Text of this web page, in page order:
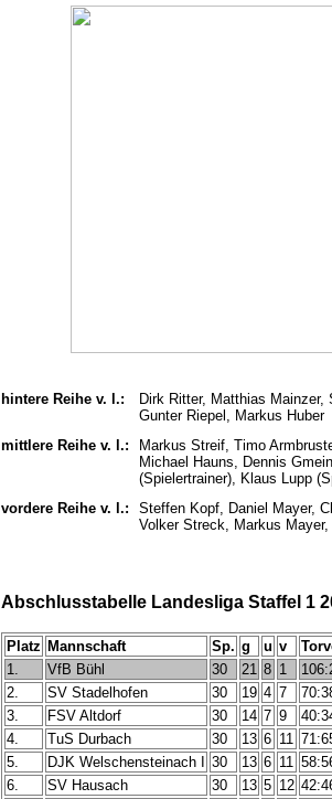
hintere Reihe v. l.:
Dirk Ritter, Matthias Mainzer,
Gunter Riepel, Markus Huber
mittlere Reihe v. l.:
Markus Streif, Timo
Michael Hauns, Dennis
(Spielertrainer), Klaus Lupp
vordere Reihe v. l.:
Steffen Kopf, Daniel Mayer,
Volker Streck, Markus
Abschlusstabelle Landesliga Staffel 1
Platz Mannschaft Sp. g u v
1.
VfB Bühl 30 21 8 1
2.
SV Stadelhofen 30 19 4 7
3.
FSV Altdorf 30 14 7 9
4.
TuS Durbach 30 13 6 11
5.
DJK Welschensteinach I 30 13 6 11
6.
SV Hausach 30 13 5 12